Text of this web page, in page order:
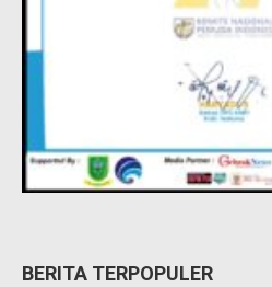
BERITA TERPOPULER